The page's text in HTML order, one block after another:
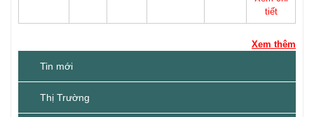
tiết
Xem thêm
Tin mới
Thị Trường